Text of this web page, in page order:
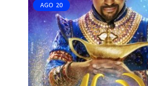
AGO 20